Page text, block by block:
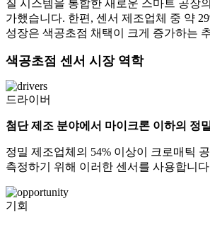
질 시스템을 통합한 새로운 스마트 공장
가했습니다. 한편, 센서 제조업체 중 약
성장은 색공초점 채택이 크게 증가하는
색공초점 센서 시장 역학
드라이버
첨단 제조 분야에서 마이크론 이하의 정
정밀 제조업체의 54% 이상이 크로매틱
측정하기 위해 이러한 센서를 사용합니
기회